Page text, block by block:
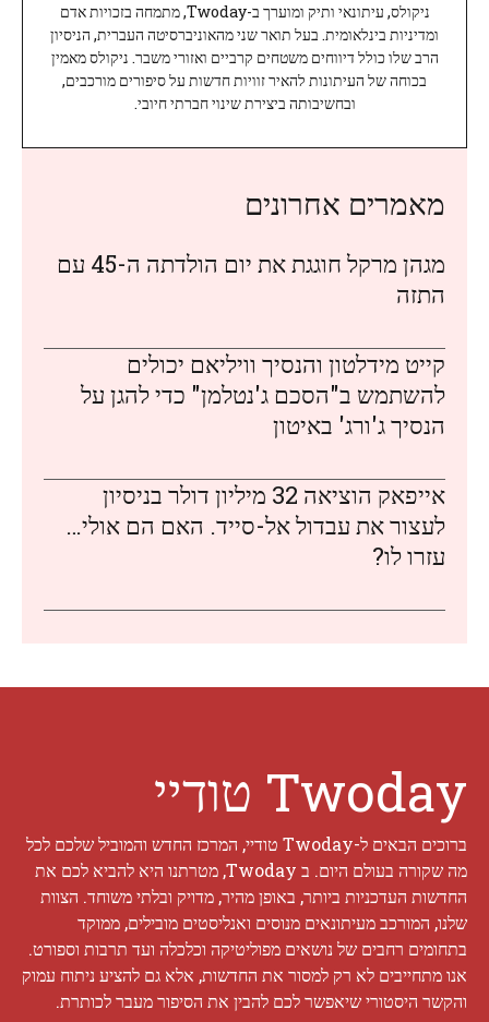
ניקולס, עיתונאי ותיק ומוערך ב-Twoday, מתמחה בזכויות אדם
ומדיניות בינלאומית. בעל תואר שני מהאוניברסיטה העברית, הניסיון
הרב שלו כולל דיווחים משטחים קרביים ואזורי משבר. ניקולס מאמין
בכוחה של העיתונות להאיר זוויות חדשות על סיפורים מורכבים,
ובחשיבותה ביצירת שינוי חברתי חיובי.
מאמרים אחרונים
מגהן מרקל חוגגת את יום הולדתה ה-45 עם
התזה
קייט מידלטון והנסיך וויליאם יכולים
להשתמש ב"הסכם ג'נטלמן" כדי להגן על
הנסיך ג'ורג' באיטון
אייפאק הוציאה 32 מיליון דולר בניסיון
לעצור את עבדול אל-סייד. האם הם אולי…
עזרו לו?
Twoday טודיי
ברוכים הבאים ל-Twoday טודיי, המרכז החדש והמוביל שלכם לכל
מה שקורה בעולם היום. ב Twoday, מטרתנו היא להביא לכם את
החדשות העדכניות ביותר, באופן מהיר, מדויק ובלתי משוחד. הצוות
שלנו, המורכב מעיתונאים מנוסים ואנליסטים מובילים, ממוקד
בתחומים רחבים של נושאים מפוליטיקה וכלכלה ועד תרבות וספורט.
אנו מתחייבים לא רק למסור את החדשות, אלא גם להציע ניתוח עמוק
והקשר היסטורי שיאפשר לכם להבין את הסיפור מעבר לכותרת.